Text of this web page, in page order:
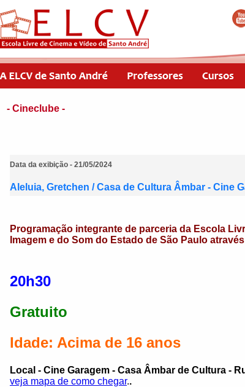
- Cineclube -
Data da exibição - 21/05/2024
Aleluia, Gretchen / Casa de Cultura Âmbar - Cine
Programação integrante de parceria da Escola
Imagem e do Som do Estado de São Paulo
20h30
Gratuito
Idade: Acima de 16 anos
Local - Cine Garagem - Casa Âmbar de Cultura -
veja mapa de como chegar..